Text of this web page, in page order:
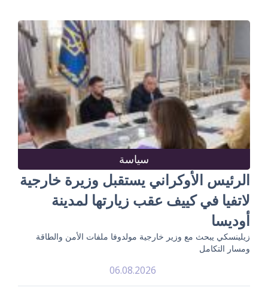
سياسة
الرئيس الأوكراني يستقبل وزيرة خارجية
لاتفيا في كييف عقب زيارتها لمدينة
أوديسا
زيلينسكي يبحث مع وزير خارجية مولدوفا ملفات الأمن والطاقة
ومسار التكامل
06.08.2026